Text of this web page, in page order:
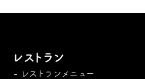
レストラン
レストランメニュー